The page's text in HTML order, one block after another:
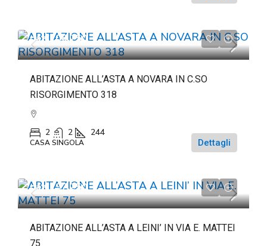
da€108.750
ABITAZIONE ALL’ASTA A NOVARA IN C.SO
RISORGIMENTO 318
2 2 244
CASA SINGOLA Dettagli
da€197.250
ABITAZIONE ALL’ASTA A LEINI’ IN VIA E. MATTEI
75